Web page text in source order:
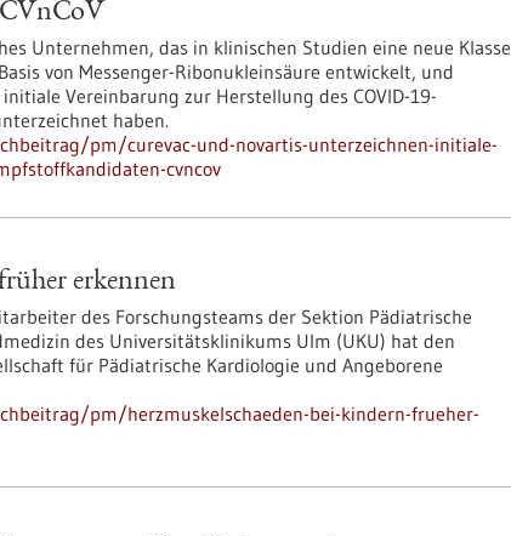
Unternehmen, das in klinischen Studien eine neue Klasse
von Messenger-Ribonukleinsäure entwickelt, und
Vereinbarung zur Herstellung des COVID-19-
haben.
pm/curevac-und-novartis-unterzeichnen-initiale-
cvncov
erkennen
des Forschungsteams der Sektion Pädiatrische
des Universitätsklinikums Ulm (UKU) hat den
für Pädiatrische Kardiologie und Angeborene
pm/herzmuskelschaeden-bei-kindern-frueher-